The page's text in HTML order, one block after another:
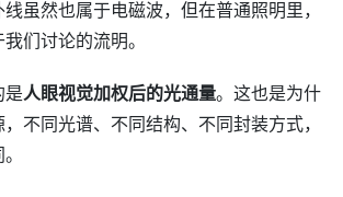
虽然也属于电磁波，但在普通照明里，
们讨论的流明。
是人眼视觉加权后的光通量。这也是为什
不同光谱、不同结构、不同封装方式，